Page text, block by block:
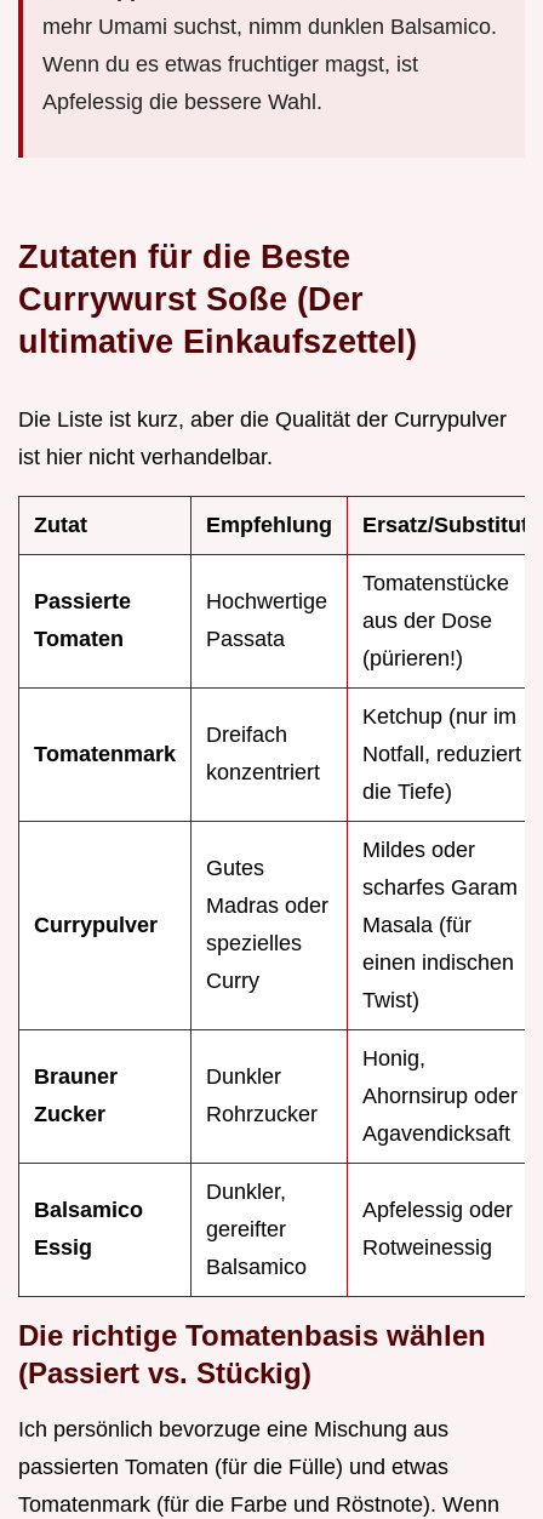
mehr Umami suchst, nimm dunklen Balsamico.
Wenn du es etwas fruchtiger magst, ist
Apfelessig die bessere Wahl.
Zutaten für die Beste
Currywurst Soße (Der
ultimative Einkaufszettel)
Die Liste ist kurz, aber die Qualität der Currypulver
ist hier nicht verhandelbar.
Zutat Empfehlung Ersatz/Substitut
Passierte
Tomaten
Hochwertige
Passata
Tomatenstücke
aus der Dose
(pürieren!)
Tomatenmark
Dreifach
konzentriert
Ketchup (nur im
Notfall, reduziert
die Tiefe)
Currypulver
Gutes
Madras oder
spezielles
Curry
Mildes oder
scharfes Garam
Masala (für
einen indischen
Twist)
Brauner
Zucker
Dunkler
Rohrzucker
Honig,
Ahornsirup oder
Agavendicksaft
Balsamico
Essig
Dunkler,
gereifter
Balsamico
Apfelessig oder
Rotweinessig
Die richtige Tomatenbasis wählen
(Passiert vs. Stückig)
Ich persönlich bevorzuge eine Mischung aus
passierten Tomaten (für die Fülle) und etwas
Tomatenmark (für die Farbe und Röstnote). Wenn